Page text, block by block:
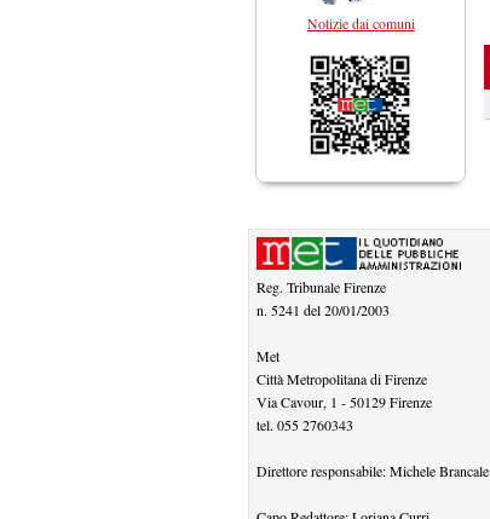
Notizie dai comuni
Reg. Tribunale Firenze
n. 5241 del 20/01/2003
Met
Città Metropolitana di Firenze
Via Cavour, 1 - 50129 Firenze
tel. 055 2760343
Direttore responsabile:Michele Brancale